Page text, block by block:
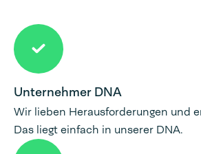
Unternehmer DNA
Wir lieben Herausforderungen und
Das liegt einfach in unserer DNA.